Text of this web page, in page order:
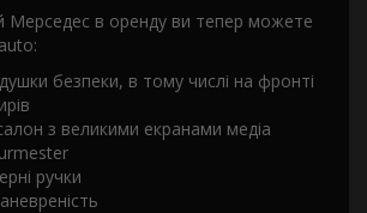
Мерседес в оренду ви тепер можете
безпеки, в тому числі на фронті
з великими екранами медіа
ручки